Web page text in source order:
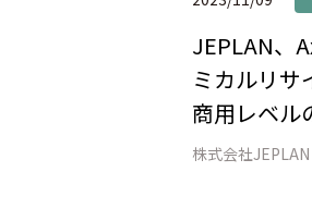
JEPLAN、
ミカルリ
商用レベル